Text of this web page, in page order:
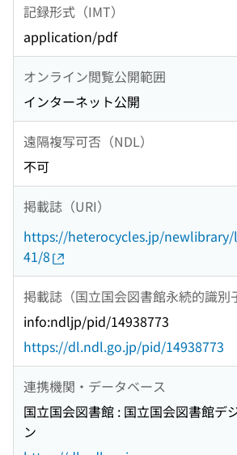
記録形式（IMT）
application/pdf
オンライン閲覧公開範囲
インターネット公開
遠隔複写可否（NDL）
不可
掲載誌（URI）
https://heterocycles.jp/
41/8
掲載誌（国立国会図書館永続的識別
info:ndljp/pid/14938773
https://dl.ndl.go.jp/pid/14938773
連携機関・データベース
国立国会図書館 : 国立国会図書館デ
ン